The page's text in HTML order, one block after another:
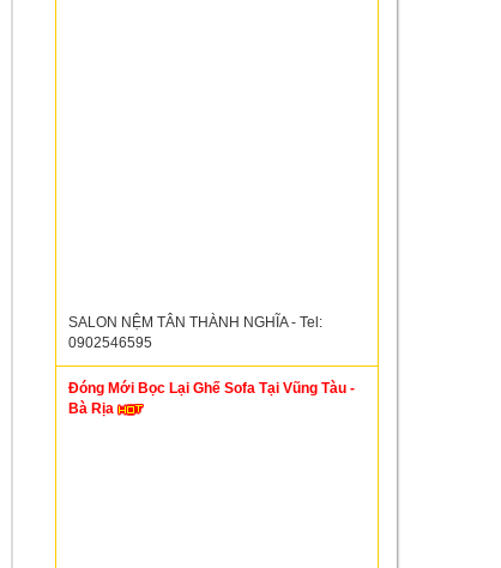
SALON NỆM TÂN THÀNH NGHĨA - Tel:
0902546595
Đóng Mới Bọc Lại Ghế Sofa Tại Vũng Tàu -
Bà Rịa